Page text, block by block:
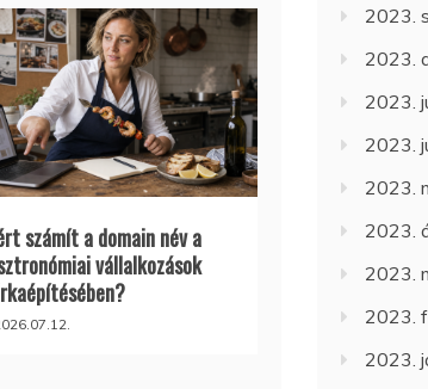
számít a domain név a
vállalkozások
2023.
2023.
2023.
2023.
2023.
2023.
2023.
2023.
2023.